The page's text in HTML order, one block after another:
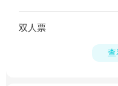
双人票
查